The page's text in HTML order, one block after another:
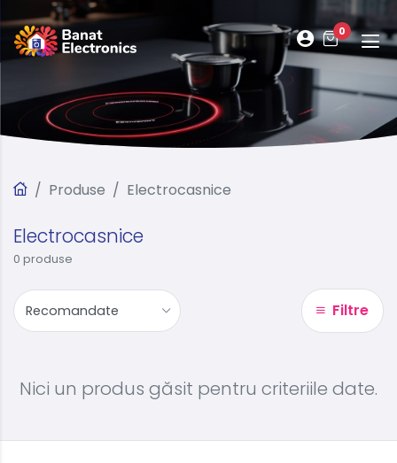
0
Produse Electrocasnice
Electrocasnice
0 produse
Filtre
Nici un produs găsit pentru criteriile date.